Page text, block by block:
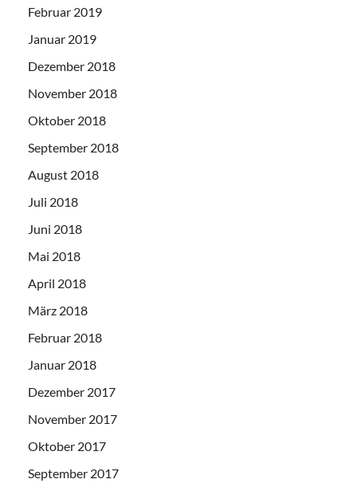
Februar 2019
Januar 2019
Dezember 2018
November 2018
Oktober 2018
September 2018
August 2018
Juli 2018
Juni 2018
Mai 2018
April 2018
März 2018
Februar 2018
Januar 2018
Dezember 2017
November 2017
Oktober 2017
September 2017